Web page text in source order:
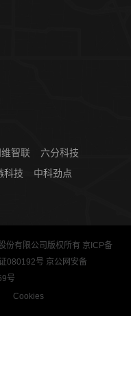
维智联
六分科技
科技
中科劲点
份有限公司版权所有 京ICP备
080192号 京公网安备
号
Cookies